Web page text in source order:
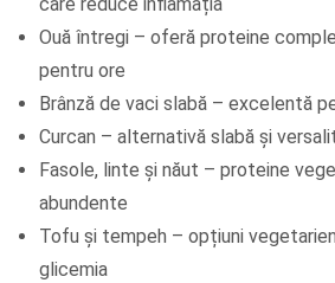
care reduce inflamația
Ouă întregi – oferă proteine
pentru ore
Brânză de vaci slabă – excelentă
Curcan – alternativă slabă și
Fasole, linte și năut – proteine
abundente
Tofu și tempeh – opțiuni
glicemia